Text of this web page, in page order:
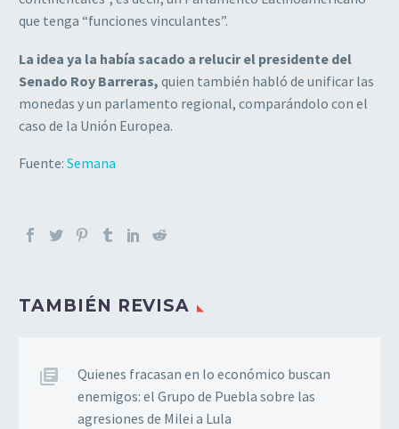
que tenga “funciones vinculantes”.
La idea ya la había sacado a relucir el presidente del
Senado Roy Barreras, quien también habló de unificar las
monedas y un parlamento regional, comparándolo con el
caso de la Unión Europea.
Fuente: Semana
TAMBIÉN REVISA
Quienes fracasan en lo económico buscan
enemigos: el Grupo de Puebla sobre las
agresiones de Milei a Lula